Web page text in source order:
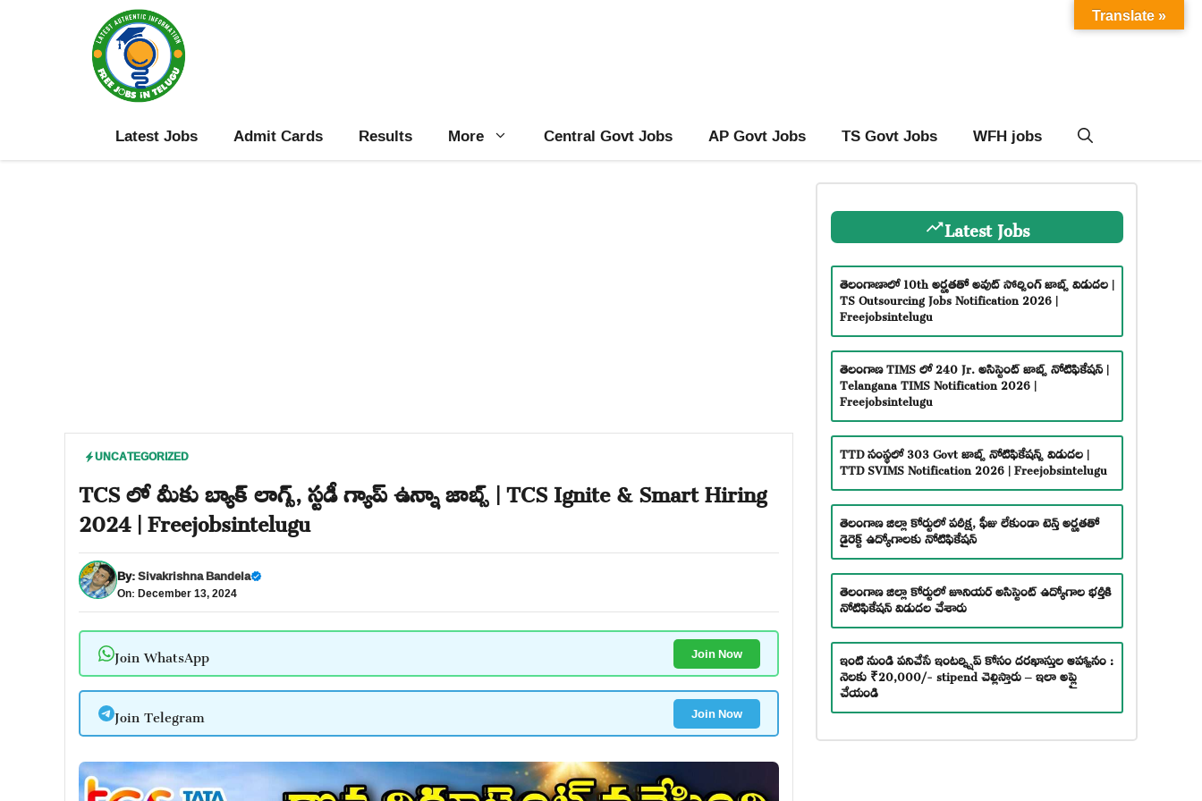
Latest Jobs Admit Cards Results More Central Govt Jobs AP Govt Jobs TS Govt Jobs WFH jobs
UNCATEGORIZED
TCS లో మీకు బ్యాక్ లాగ్స్, స్టడీ గ్యాప్ ఉన్నా జాబ్స్ | TCS Ignite & Smart Hiring
2024 | Freejobsintelugu
By:Sivakrishna Bandela
On: December 13, 2024
Join WhatsApp Join Now
Join Telegram Join Now
Latest Jobs
తెలంగాణాలో 10th అర్హతతో అవుట్ సోర్సింగ్ జాబ్స్ విడుదల |
TS Outsourcing Jobs Notification 2026 |
Freejobsintelugu
తెలంగాణ TIMS లో 240 Jr. అసిస్టెంట్ జాబ్స్ నోటిఫికేషన్ |
Telangana TIMS Notification 2026 |
Freejobsintelugu
TTD సంస్థలో 303 Govt జాబ్స్ నోటిఫికేషన్స్ విడుదల |
TTD SVIMS Notification 2026 | Freejobsintelugu
తెలంగాణ జిల్లా కోర్టులో పరీక్ష, ఫీజు లేకుండా టెన్త్ అర్హతతో
డైరెక్ట్ ఉద్యోగాలకు నోటిఫికేషన్
తెలంగాణ జిల్లా కోర్టులో జూనియర్ అసిస్టెంట్ ఉద్యోగాల భర్తీకి
నోటిఫికేషన్ విడుదల చేశారు
ఇంటి నుండి పనిచేసే ఇంటర్న్షిప్ కోసం దరఖాస్తుల ఆహ్వానం :
నెలకు ₹20,000/- stipend చెల్లిస్తారు – ఇలా అప్లై
చేయండి
Translate »